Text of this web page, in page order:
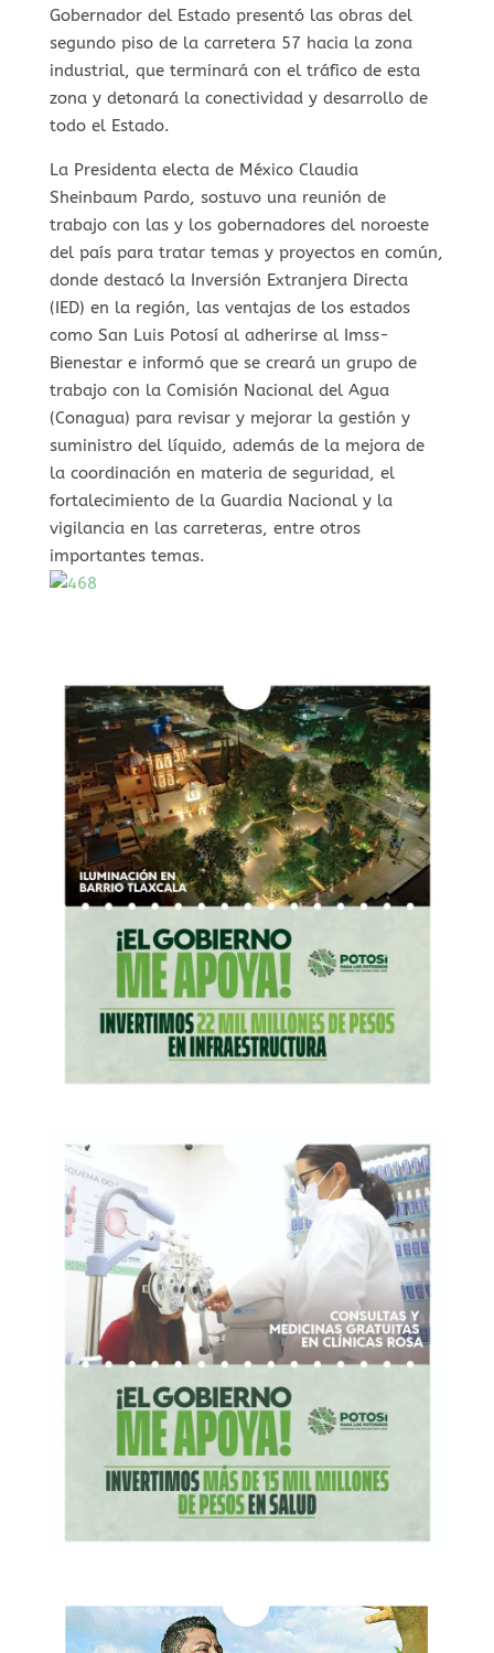
Gobernador del Estado presentó las obras del
segundo piso de la carretera 57 hacia la zona
industrial, que terminará con el tráfico de esta
zona y detonará la conectividad y desarrollo de
todo el Estado.
La Presidenta electa de México Claudia
Sheinbaum Pardo, sostuvo una reunión de
trabajo con las y los gobernadores del noroeste
del país para tratar temas y proyectos en común,
donde destacó la Inversión Extranjera Directa
(IED) en la región, las ventajas de los estados
como San Luis Potosí al adherirse al Imss-
Bienestar e informó que se creará un grupo de
trabajo con la Comisión Nacional del Agua
(Conagua) para revisar y mejorar la gestión y
suministro del líquido, además de la mejora de
la coordinación en materia de seguridad, el
fortalecimiento de la Guardia Nacional y la
vigilancia en las carreteras, entre otros
importantes temas.